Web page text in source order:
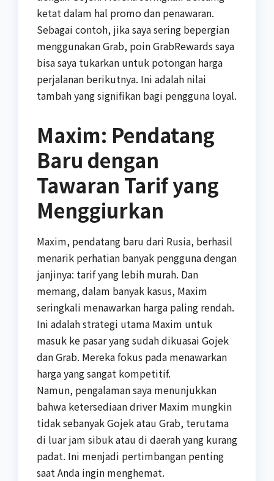
ketat dalam hal promo dan penawaran.
Sebagai contoh, jika saya sering bepergian
menggunakan Grab, poin GrabRewards saya
bisa saya tukarkan untuk potongan harga
perjalanan berikutnya. Ini adalah nilai
tambah yang signifikan bagi pengguna loyal.
Maxim: Pendatang
Baru dengan
Tawaran Tarif yang
Menggiurkan
Maxim, pendatang baru dari Rusia, berhasil
menarik perhatian banyak pengguna dengan
janjinya: tarif yang lebih murah. Dan
memang, dalam banyak kasus, Maxim
seringkali menawarkan harga paling rendah.
Ini adalah strategi utama Maxim untuk
masuk ke pasar yang sudah dikuasai Gojek
dan Grab. Mereka fokus pada menawarkan
harga yang sangat kompetitif.
Namun, pengalaman saya menunjukkan
bahwa ketersediaan driver Maxim mungkin
tidak sebanyak Gojek atau Grab, terutama
di luar jam sibuk atau di daerah yang kurang
padat. Ini menjadi pertimbangan penting
saat Anda ingin menghemat.